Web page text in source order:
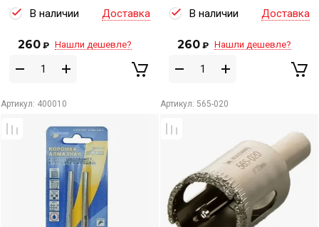
В наличии Доставка
260 ₽ Нашли дешевле?
В наличии Доставка
260 ₽ Нашли дешевле?
Артикул: 400010 Артикул: 565-020